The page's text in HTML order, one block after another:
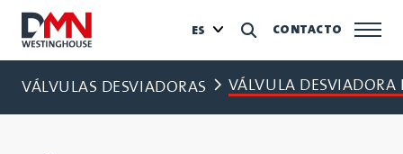
CONTACTO
ES
VÁLVULAS DESVIADORAS VÁLVULA DESVIADORA